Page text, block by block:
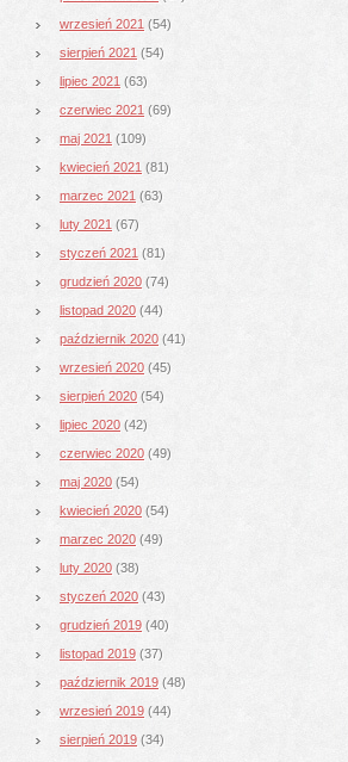
wrzesień 2021 (54)
sierpień 2021 (54)
lipiec 2021 (63)
czerwiec 2021 (69)
maj 2021 (109)
kwiecień 2021 (81)
marzec 2021 (63)
luty 2021 (67)
styczeń 2021 (81)
grudzień 2020 (74)
listopad 2020 (44)
październik 2020 (41)
wrzesień 2020 (45)
sierpień 2020 (54)
lipiec 2020 (42)
czerwiec 2020 (49)
maj 2020 (54)
kwiecień 2020 (54)
marzec 2020 (49)
luty 2020 (38)
styczeń 2020 (43)
grudzień 2019 (40)
listopad 2019 (37)
październik 2019 (48)
wrzesień 2019 (44)
sierpień 2019 (34)